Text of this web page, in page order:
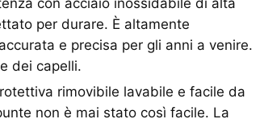
per durare. È altamente
e precisa per gli anni a venire.
dei capelli.
rimovibile lavabile e facile da
non è mai stato così facile. La